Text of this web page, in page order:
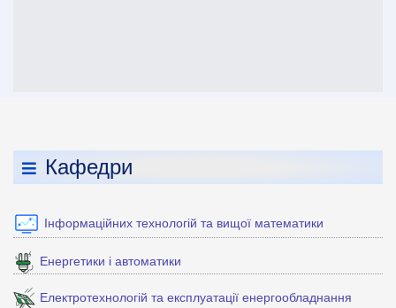
Кафедри
Інформаційних технологій та вищої математики
Енергетики і автоматики
Електротехнологій та експлуатації енергообладнання